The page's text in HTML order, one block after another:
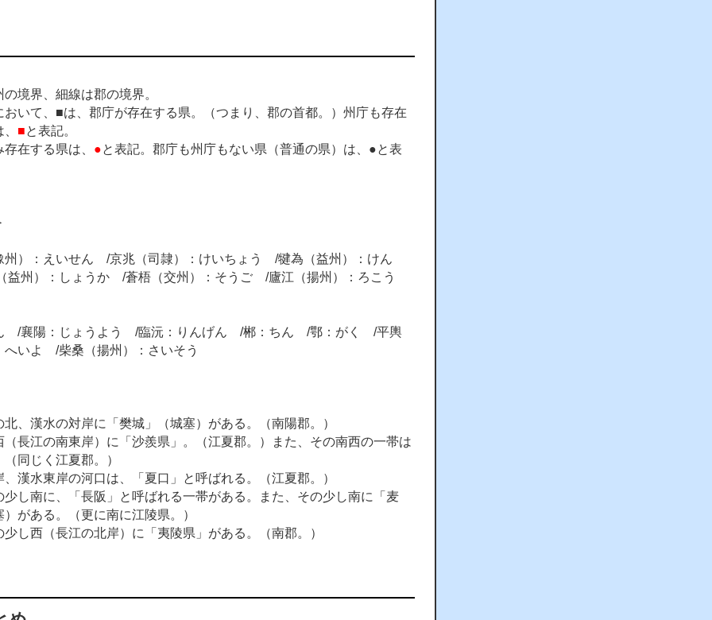
境界、細線は郡の境界。
おいて、■は、郡庁が存在する県。（つまり、郡の首都。）州庁も存在
■と表記。
在する県は、 ●と表記。郡庁も州庁もない県（普通の県）は、●と表
）：えいせん /京兆（司隷）：けいちょう /犍為（益州）：けん
州）：しょうか /蒼梧（交州）：そうご /廬江（揚州）：ろこう
襄陽：じょうよう /臨沅：りんげん /郴：ちん /鄂：がく /平輿
へいよ /柴桑（揚州）：さいそう
北、漢水の対岸に「樊城」（城塞）がある。（南陽郡。）
（長江の南東岸）に「沙羨県」。（江夏郡。）また、その南西の一帯は
同じく江夏郡。）
、漢水東岸の河口は、「夏口」と呼ばれる。（江夏郡。）
少し南に、「長阪」と呼ばれる一帯がある。また、その少し南に「麦
がある。（更に南に江陵県。）
少し西（長江の北岸）に「夷陵県」がある。（南郡。）